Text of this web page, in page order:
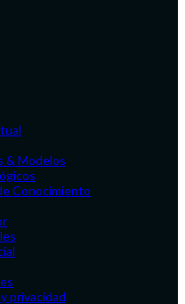
& Modelos
Conocimiento
privacidad